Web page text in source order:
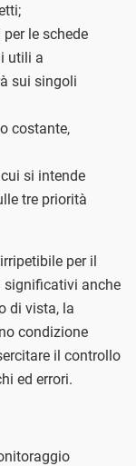
le schede
utili a
sui singoli
costante,
si intende
tre priorità
per il
significativi anche
di vista, la
condizione
il controllo
ed errori.